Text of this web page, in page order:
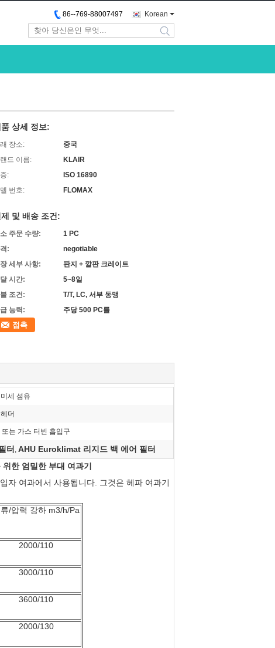
Korean
86--769-88007497
search
상세 정보:
장소:
중국
드 이름:
KLAIR
:
ISO 16890
번호:
FLOMAX
제 및 배송 조건:
주문 수량:
1 PC
:
negotiable
세부 사항:
판지 + 깔판 크레이트
시간:
5~8일
조건:
T/T, LC, 서부 동맹
능력:
주당 500 PC를
접촉
세 섬유
더
는 가스 터빈 흡입구
터 , AHU Euroklimat 리지드 백 에어 필터
한 엄밀한 부대 여과기
자 여과에서 사용됩니다. 그것은 헤파 여과기
/압력 강하 m3/h/Pa
2000/110
3000/110
3600/110
2000/130